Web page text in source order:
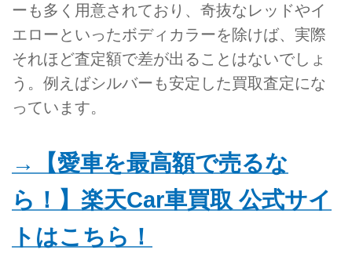
ーも多く用意されており、奇抜なレッドやイ
エローといったボディカラーを除けば、実際
それほど査定額で差が出ることはないでしょ
う。例えばシルバーも安定した買取査定にな
っています。
→【愛車を最高額で売るな
ら！】楽天Car車買取 公式サイ
トはこちら！